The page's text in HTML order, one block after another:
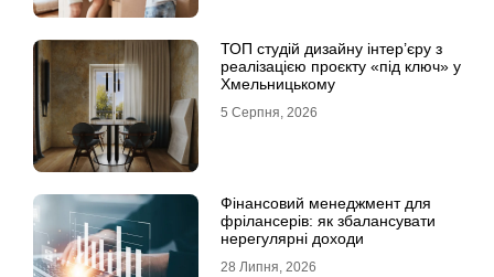
ТОП студій дизайну інтер’єру з
реалізацією проєкту «під ключ» у
Хмельницькому
5 Серпня, 2026
Фінансовий менеджмент для
фрілансерів: як збалансувати
нерегулярні доходи
28 Липня, 2026